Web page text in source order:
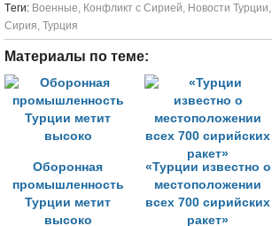
Tеги: Военные, Конфликт с Сирией, Новости Турции,
Сирия, Турция
Материалы по теме:
Оборонная
промышленность
Турции метит
высоко
«Турции известно о
местоположении
всех 700 сирийских
ракет»